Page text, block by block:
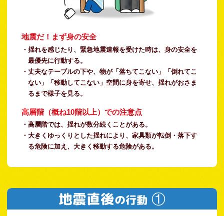
地震だ！まず身の安全
・揺れを感じたり、緊急地震速報を受けた時は、身の安全を
最優先に行動する。
・丈夫なテーブルの下や、物が「落ちてこない」「倒れてこ
ない」「移動してこない」空間に身を寄せ、揺れがおさま
るまで様子を見る。
高層階（概ね10階以上）での注意点
・高層階では、揺れが数分続くことがある。
・大きくゆっくりとした揺れにより、家具類が転倒・落下す
る危険に加え、大きく移動する危険がある。
地震直後の行動 ①